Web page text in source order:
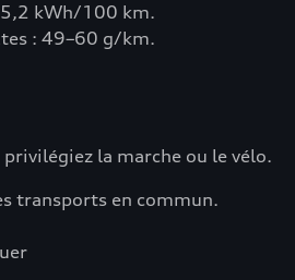
kWh/100 km.
: 49–60 g/km.
la marche ou le vélo.
transports en commun.